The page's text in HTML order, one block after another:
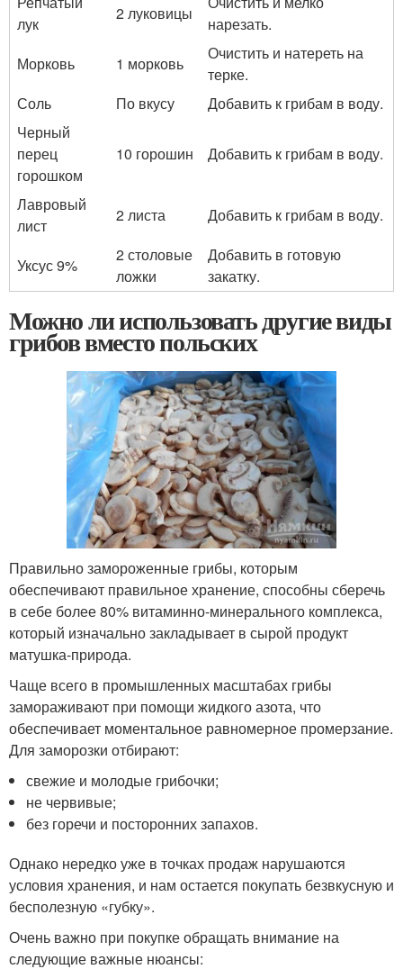
лук
2 луковицы
нарезать.
Морковь
1 морковь
Очистить и натереть на
терке.
Соль
По вкусу
Добавить к грибам в воду.
Черный
перец
горошком
10 горошин Добавить к грибам в воду.
Лавровый
лист
2 листа Добавить к грибам в воду.
Уксус 9%
2 столовые
ложки
Добавить в готовую
закатку.
Можно ли использовать другие виды
грибов вместо польских
Правильно замороженные грибы, которым
обеспечивают правильное хранение, способны сберечь
в себе более 80% витаминно-минерального комплекса,
который изначально закладывает в сырой продукт
матушка-природа.
Чаще всего в промышленных масштабах грибы
замораживают при помощи жидкого азота, что
обеспечивает моментальное равномерное промерзание.
Для заморозки отбирают:
свежие и молодые грибочки;
не червивые;
без горечи и посторонних запахов.
Однако нередко уже в точках продаж нарушаются
условия хранения, и нам остается покупать безвкусную и
бесполезную «губку».
Очень важно при покупке обращать внимание на
следующие важные нюансы: